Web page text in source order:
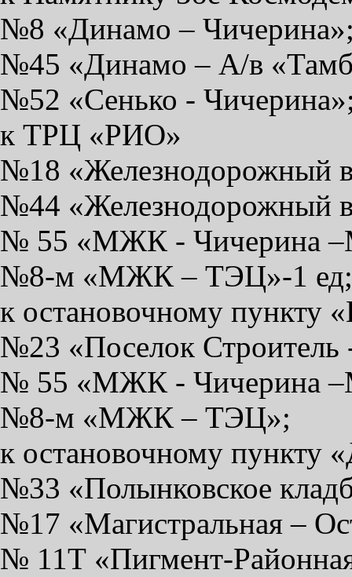
№8 «Динамо –
№45 «Динамо – А/в
№52 «Сенько -
к ТРЦ «РИО»
№18 «Железнодорожный
№44 «Железнодорожный
№ 55 «МЖК - Чичерина
№8-м «МЖК – ТЭЦ»-1 ед;
к остановочному пункту
№23 «Поселок Строитель
№ 55 «МЖК - Чичерина
№8-м «МЖК – ТЭЦ»;
к остановочному пункту
№33 «Полынковское
№17 «Магистральная –
№ 11Т «Пигмент-